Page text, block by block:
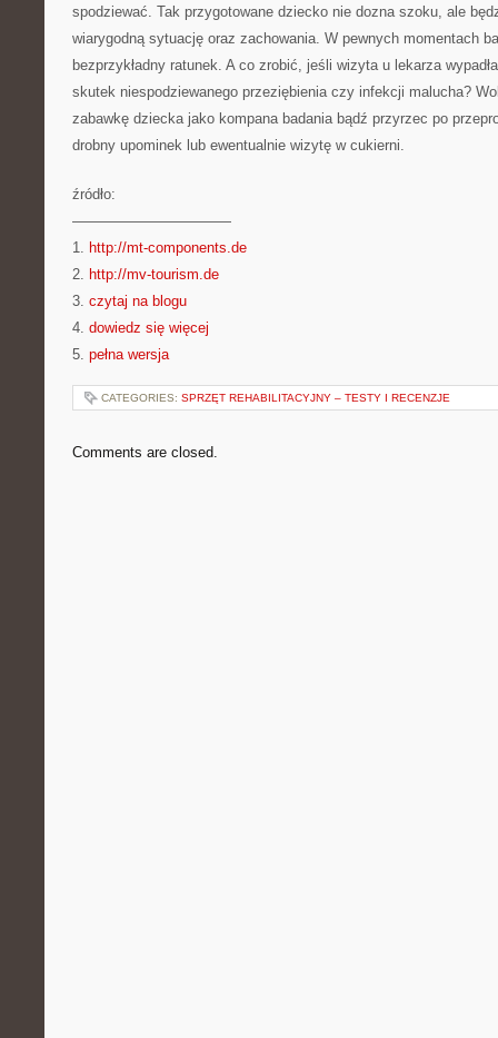
spodziewać. Tak przygotowane dziecko nie dozna szoku, ale
wiarygodną sytuację oraz zachowania. W pewnych momentach
bezprzykładny ratunek. A co zrobić, jeśli wizyta u lekarza
skutek niespodziewanego przeziębienia czy infekcji malucha?
zabawkę dziecka jako kompana badania bądź przyrzec po
drobny upominek lub ewentualnie wizytę w cukierni.
źródło:
———————————
1. http://mt-components.de
2. http://mv-tourism.de
3. czytaj na blogu
4. dowiedz się więcej
5. pełna wersja
CATEGORIES: SPRZĘT REHABILITACYJNY – TESTY I RECENZJE
Comments are closed.